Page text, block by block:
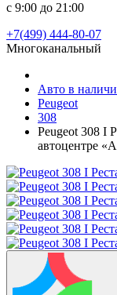
с 9:00 до 21:00
+7(499) 444-80-07
Многоканальный
Авто в
Peugeot
308
Peugeot 308 I
автоцентре